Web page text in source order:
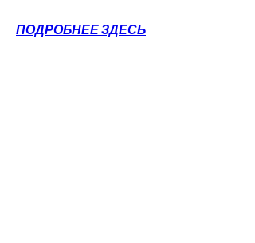
ПОДРОБНЕЕ ЗДЕСЬ